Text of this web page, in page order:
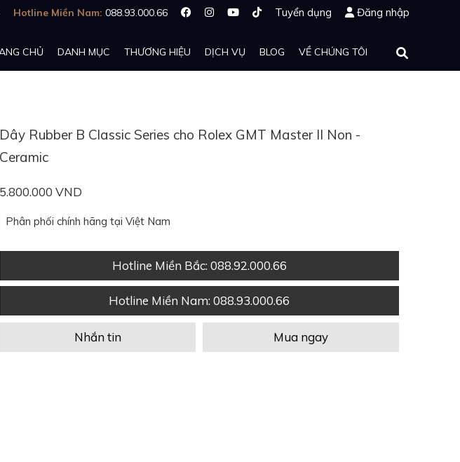
Hotline Miền Nam: 088.93.000.66 Tuyển dụng Đăng nhập
CHỦ DANH MỤC THƯƠNG HIỆU DỊCH VỤ BLOG VỀ CHÚNG TÔI
Dây Rubber B Classic Series cho Rolex GMT Master II Non -
Ceramic
5.800.000 VND
Phân phối chính hãng tại Việt Nam
Hotline Miền Bắc: 088.92.000.66
Hotline Miền Nam: 088.93.000.66
Nhắn tin Mua ngay